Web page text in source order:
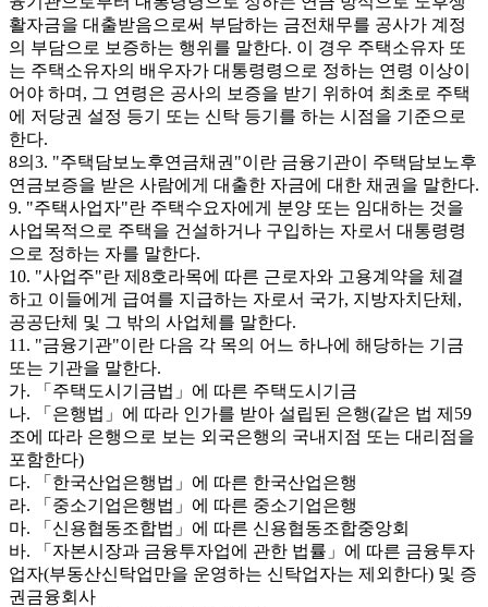
활자금을 대출받음으로써 부담하는 금전채무를 공사가 계정
의 부담으로 보증하는 행위를 말한다. 이 경우 주택소유자 또
는 주택소유자의 배우자가 대통령령으로 정하는 연령 이상이
어야 하며, 그 연령은 공사의 보증을 받기 위하여 최초로 주택
에 저당권 설정 등기 또는 신탁 등기를 하는 시점을 기준으로
한다.
8의3. "주택담보노후연금채권"이란 금융기관이 주택담보노후
연금보증을 받은 사람에게 대출한 자금에 대한 채권을 말한다.
9. "주택사업자"란 주택수요자에게 분양 또는 임대하는 것을
사업목적으로 주택을 건설하거나 구입하는 자로서 대통령령
으로 정하는 자를 말한다.
10. "사업주"란 제8호라목에 따른 근로자와 고용계약을 체결
하고 이들에게 급여를 지급하는 자로서 국가, 지방자치단체,
공공단체 및 그 밖의 사업체를 말한다.
11. "금융기관"이란 다음 각 목의 어느 하나에 해당하는 기금
또는 기관을 말한다.
가. 「주택도시기금법」에 따른 주택도시기금
나. 「은행법」에 따라 인가를 받아 설립된 은행(같은 법 제59
조에 따라 은행으로 보는 외국은행의 국내지점 또는 대리점을
포함한다)
다. 「한국산업은행법」에 따른 한국산업은행
라. 「중소기업은행법」에 따른 중소기업은행
마. 「신용협동조합법」에 따른 신용협동조합중앙회
바. 「자본시장과 금융투자업에 관한 법률」에 따른 금융투자
업자(부동산신탁업만을 운영하는 신탁업자는 제외한다) 및 증
권금융회사